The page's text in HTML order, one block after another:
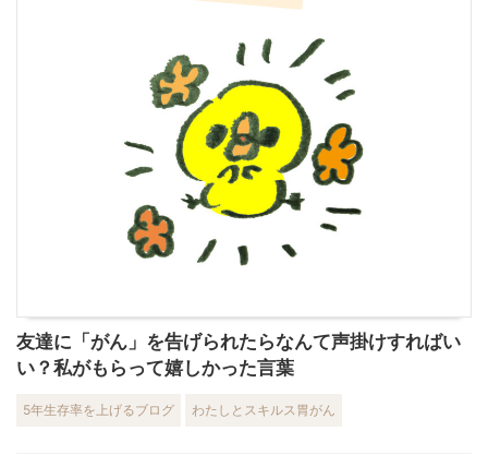
友達に「がん」を告げられたらなんて声掛けすればい
い？私がもらって嬉しかった言葉
5年生存率を上げるブログ わたしとスキルス胃がん